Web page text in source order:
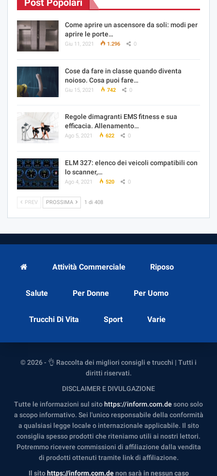
Come aprire un ascensore da soli: modi per
aprire le porte…
Giu 11, 2021 1.296 0
Cose da fare in classe quando diventa
noioso. Cosa puoi fare…
Giu 15, 2021 742 0
Regole dimagranti EMS fitness e sua
efficacia. Allenamento…
Ago 5, 2021 622 0
ELM 327: elenco dei veicoli compatibili con
lo scanner,…
Ago 4, 2021 520 0
PREV PROSSIMA 1 di 408
Attività Commerciale Riposo
Salute Per Donne Per Uomo
Trucchi Di Vita Sport Varie
© 2026 - 👌 Raccolta dei migliori consigli e trucchi | Tutti i
diritti riservati.
DISCLAIMER E DIVULGAZIONE
Tutte le informazioni sul sito https://inform.com.de sono solo
a scopo informativo. Sei l'unico responsabile della conformità
a qualsiasi legge locale o internazionale applicabile. Il sito
consiglia spesso prodotti che riteniamo utili ai nostri lettori.
Potremmo ricevere commissioni di affiliazione dalla vendita
di prodotti ottenuti tramite link di affiliazione.
Il sitohttps://inform.com.denon sarà in nessun caso